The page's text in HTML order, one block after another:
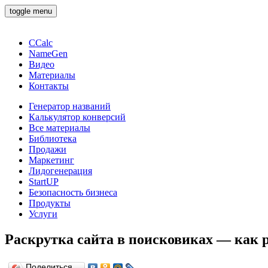
toggle menu
CCalc
NameGen
Видео
Материалы
Контакты
Генератор названий
Калькулятор конверсий
Все материалы
Библиотека
Продажи
Маркетинг
Лидогенерация
StartUP
Безопасность бизнеса
Продукты
Услуги
Раскрутка сайта в поисковиках — как